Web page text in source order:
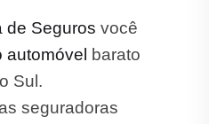
de Seguros você
automóvel
barato
Sul.
seguradoras